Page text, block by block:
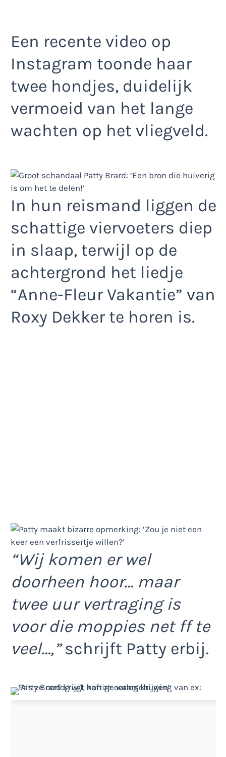
Een recente video op
Instagram toonde haar
twee hondjes, duidelijk
vermoeid van het lange
wachten op het vliegveld.
In hun reismand liggen de
schattige viervoeters diep
in slaap, terwijl op de
achtergrond het liedje
“Anne-Fleur Vakantie” van
Roxy Dekker te horen is.
“Wij komen er wel
doorheen hoor… maar
twee uur vertraging is
voor die moppies net ff te
veel…,”schrijft Patty erbij.